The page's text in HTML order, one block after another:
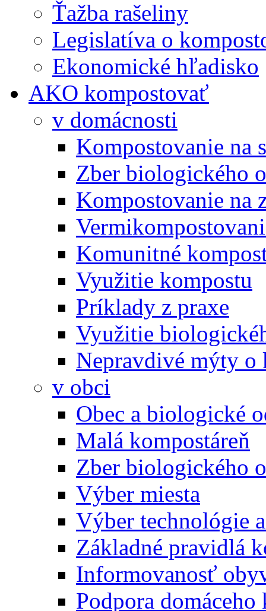
Ťažba rašeliny
Legislatíva o
Ekonomické hľadisko
AKO kompostovať
v domácnosti
Kompostovanie na
Zber biologického
Kompostovanie na
Komunitné
Využitie kompostu
Príklady z praxe
Využitie
Nepravdivé mýty o
v obci
Obec a biologické
Malá kompostáreň
Zber biologického
Výber miesta
Výber technológie
Základné pravidlá
Informovanosť
Podpora